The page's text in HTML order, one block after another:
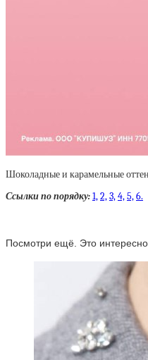
Шоколадные и карамельные
Ссылки по порядку:1,2,3,4,5,6.
Посмотри ещё. Это